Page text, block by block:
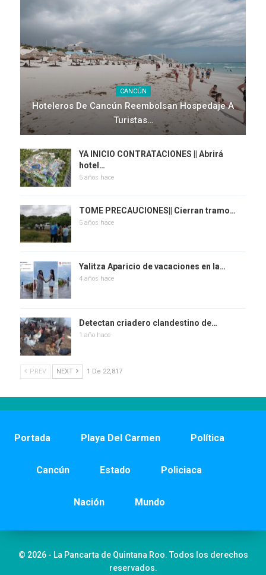
CANCÚN
Hoteleros De Cancún Reembolsan Hospedaje A
Turistas…
YA INICIO CONTRATACIONES || Abrirá
hotel…
5 años hace
TOME PRECAUCIONES|| Cierran tramo…
5 años hace
Yalitza Aparicio de vacaciones en la…
4 años hace
Detectan criadero clandestino de…
1 año hace
PREV NEXT 1 De 22,817
Portada Playa Del Carmen Política
Cancún Estado Policiaca
Nación Mundo
© 2026 - La Pancarta de Quintana Roo. Todos los derechos
reservados.